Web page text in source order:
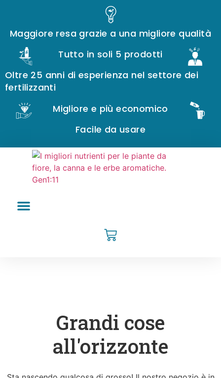
Maggiore resa grazie a una migliore qualità
Tutto in soli 5 prodotti
Oltre 25 anni di esperienza nel settore dei
fertilizzanti
Migliore e più economico
Facile da usare
Grandi cose
all'orizzonte